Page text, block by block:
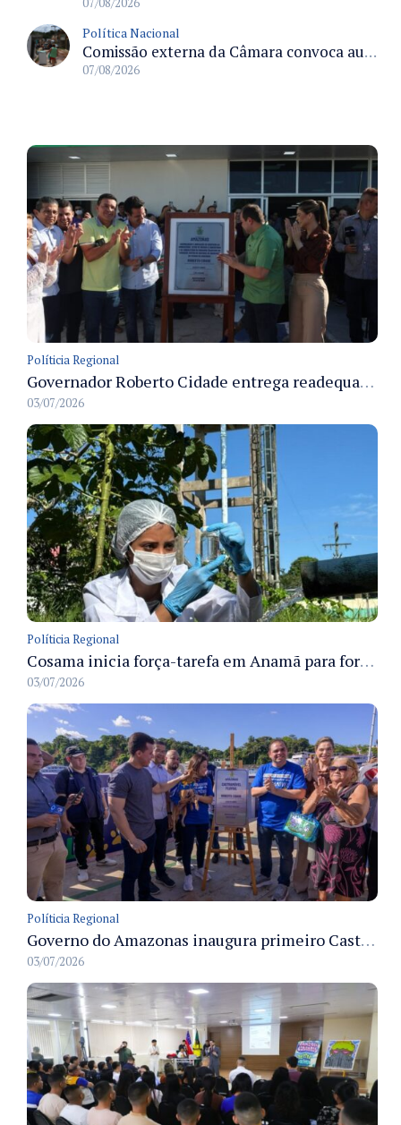
Política Nacional
Comissão externa da Câmara convoca audiência pública sobre chuvas na Zona da Mata de Minas Gerais e impactos em Juiz de Fora
07/08/2026
Políticia Regional
Governador Roberto Cidade entrega readequação do ambulatório da FCecon e amplia capacidade de atendimento oncológico em Manaus
03/07/2026
Políticia Regional
Cosama inicia força-tarefa em Anamã para fortalecer abastecimento de água e segurança hídrica da população
03/07/2026
Políticia Regional
Governo do Amazonas inaugura primeiro Castramóvel Fluvial para atendimento veterinário às comunidades ribeirinhas e castração gratuita
03/07/2026